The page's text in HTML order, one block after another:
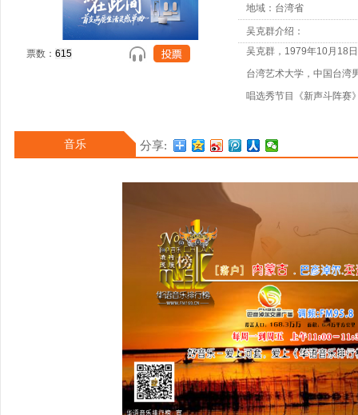
票数：
地域：台湾省
吴克群介绍：
吴克群，1979年10月18
台湾艺术大学，中国台湾
唱选秀节目《新声斗阵赛
2001年，出演个人首部
榜最受欢迎创作歌手奖。
曲奖最佳国语男歌手奖。
音乐 分享: